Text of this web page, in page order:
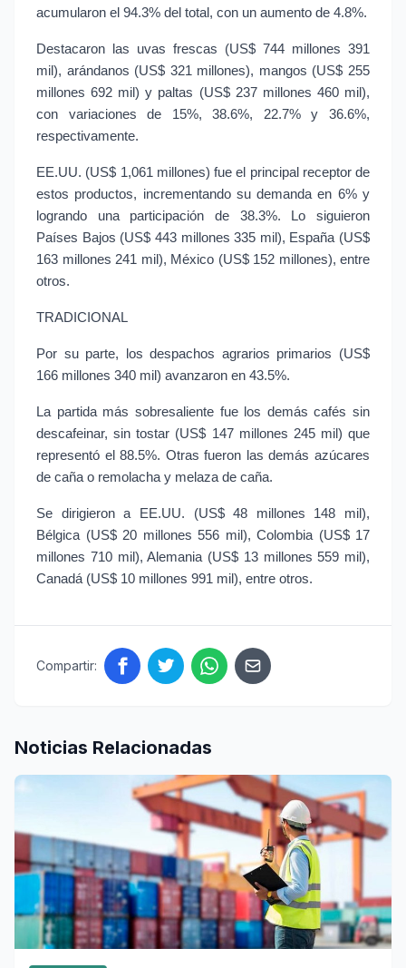
acumularon el 94.3% del total, con un aumento de 4.8%.
Destacaron las uvas frescas (US$ 744 millones 391
mil), arándanos (US$ 321 millones), mangos (US$ 255
millones 692 mil) y paltas (US$ 237 millones 460 mil),
con variaciones de 15%, 38.6%, 22.7% y 36.6%,
respectivamente.
EE.UU. (US$ 1,061 millones) fue el principal receptor de
estos productos, incrementando su demanda en 6% y
logrando una participación de 38.3%. Lo siguieron
Países Bajos (US$ 443 millones 335 mil), España (US$
163 millones 241 mil), México (US$ 152 millones), entre
otros.
TRADICIONAL
Por su parte, los despachos agrarios primarios (US$
166 millones 340 mil) avanzaron en 43.5%.
La partida más sobresaliente fue los demás cafés sin
descafeinar, sin tostar (US$ 147 millones 245 mil) que
representó el 88.5%. Otras fueron las demás azúcares
de caña o remolacha y melaza de caña.
Se dirigieron a EE.UU. (US$ 48 millones 148 mil),
Bélgica (US$ 20 millones 556 mil), Colombia (US$ 17
millones 710 mil), Alemania (US$ 13 millones 559 mil),
Canadá (US$ 10 millones 991 mil), entre otros.
Compartir:
Noticias Relacionadas